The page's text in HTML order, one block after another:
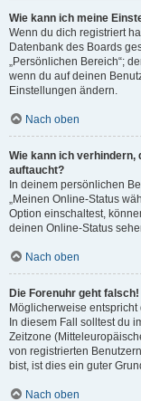
Wie kann ich meine
Wenn du dich registriert
Datenbank des Boards
„Persönlichen Bereich“;
wenn du auf deinen
Einstellungen ändern.
Nach oben
Wie kann ich verhindern,
auftaucht?
In deinem persönlichen
„Meinen Online-Status
Option einschaltest,
deinen Online-Status
Nach oben
Die Forenuhr geht falsch!
Möglicherweise
In diesem Fall solltest du
Zeitzone
von registrierten
bist, ist dies ein guter
Nach oben